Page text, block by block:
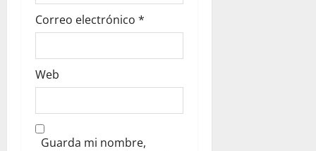
Correo electrónico *
Web
Guarda mi nombre,